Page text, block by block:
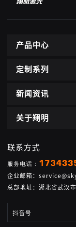
产品中心
定制系列
新闻资讯
关于翔明
联系方式
服务电话：
企业邮箱：
总部地址：湖北省武汉
抖音号